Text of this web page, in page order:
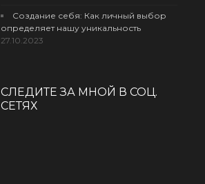
Создание себя: Как личный выбор
определяет нашу уникальность
27.10.2023
СЛЕДИТЕ ЗА МНОЙ В СОЦ.
СЕТЯХ